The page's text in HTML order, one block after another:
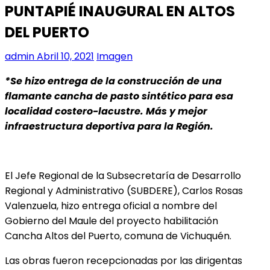
PUNTAPIÉ INAUGURAL EN ALTOS
DEL PUERTO
adminAbril 10, 2021 Imagen
*Se hizo entrega de la construcción de una
flamante cancha de pasto sintético para esa
localidad costero-lacustre. Más y mejor
infraestructura deportiva para la Región.
El Jefe Regional de la Subsecretaría de Desarrollo
Regional y Administrativo (SUBDERE), Carlos Rosas
Valenzuela, hizo entrega oficial a nombre del
Gobierno del Maule del proyecto habilitación
Cancha Altos del Puerto, comuna de Vichuquén.
Las obras fueron recepcionadas por las dirigentas